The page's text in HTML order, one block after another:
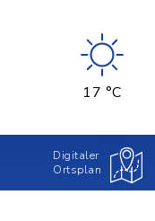
17 °C
Digitaler
Ortsplan